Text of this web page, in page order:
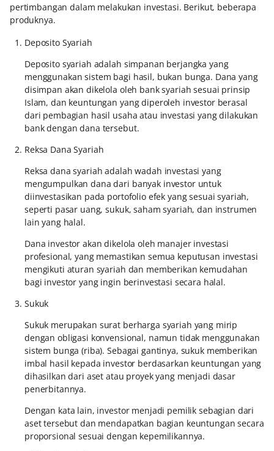
pertimbangan dalam melakukan investasi. Berikut, beberapa
produknya.
Deposito Syariah
Deposito syariah adalah simpanan berjangka yang
menggunakan sistem bagi hasil, bukan bunga. Dana yang
disimpan akan dikelola oleh bank syariah sesuai prinsip
Islam, dan keuntungan yang diperoleh investor berasal
dari pembagian hasil usaha atau investasi yang dilakukan
bank dengan dana tersebut.
Reksa Dana Syariah
Reksa dana syariah adalah wadah investasi yang
mengumpulkan dana dari banyak investor untuk
diinvestasikan pada portofolio efek yang sesuai syariah,
seperti pasar uang, sukuk, saham syariah, dan instrumen
lain yang halal.
Dana investor akan dikelola oleh manajer investasi
profesional, yang memastikan semua keputusan investasi
mengikuti aturan syariah dan memberikan kemudahan
bagi investor yang ingin berinvestasi secara halal.
Sukuk
Sukuk merupakan surat berharga syariah yang mirip
dengan obligasi konvensional, namun tidak menggunakan
sistem bunga (riba). Sebagai gantinya, sukuk memberikan
imbal hasil kepada investor berdasarkan keuntungan yang
dihasilkan dari aset atau proyek yang menjadi dasar
penerbitannya.
Dengan kata lain, investor menjadi pemilik sebagian dari
aset tersebut dan mendapatkan bagian keuntungan secara
proporsional sesuai dengan kepemilikannya.